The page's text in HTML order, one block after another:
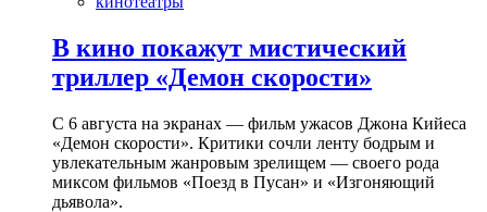
В кино покажут мистический
триллер «Демон скорости»
С 6 августа на экранах — фильм ужасов Джона Кийеса
«Демон скорости». Критики сочли ленту бодрым и
увлекательным жанровым зрелищeм — своего рода
миксом фильмов «Поезд в Пусан» и «Изгоняющий
дьявола».